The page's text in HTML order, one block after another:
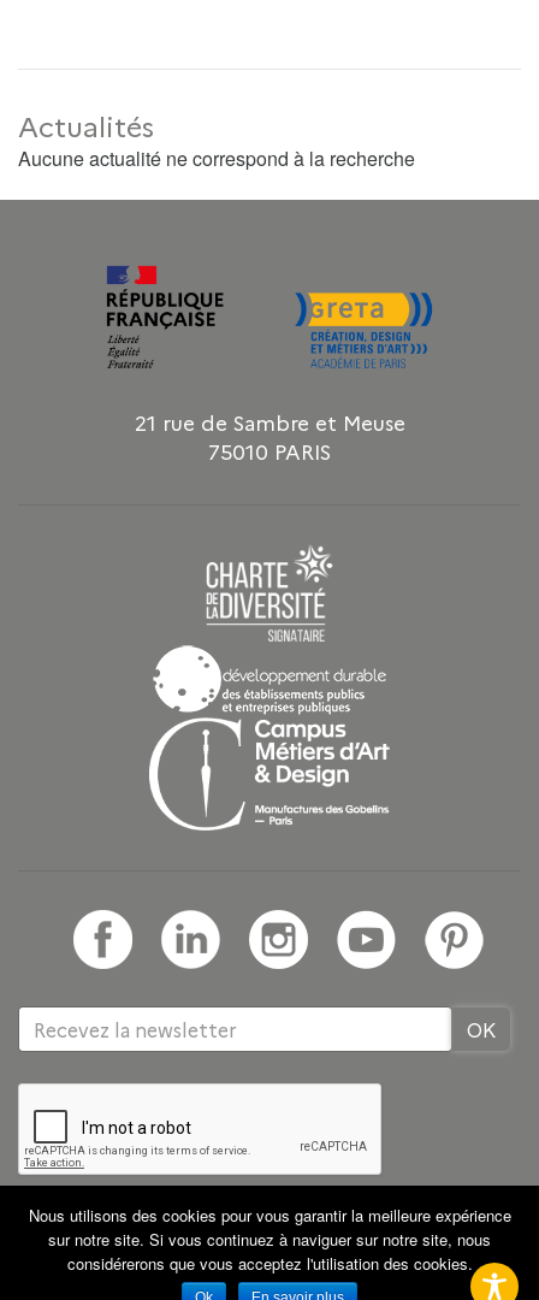
Actualités
Aucune actualité ne correspond à la recherche
21 rue de Sambre et Meuse
75010 PARIS
Tous droits réservés GRETA CDMA Partenaires
Mentions légales CGV Plan du site
Nous utilisons des cookies pour vous garantir la meilleure expérience
sur notre site. Si vous continuez à naviguer sur notre site, nous
considérerons que vous acceptez l'utilisation des cookies.